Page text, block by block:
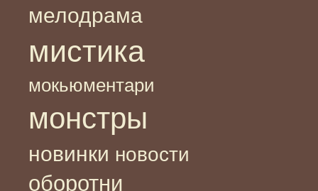
мелодрама
мистика
мокьюментари
монстры
новинки новости
оборотни